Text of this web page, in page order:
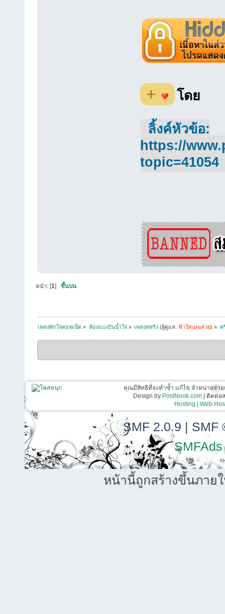
+ โดย
ลิ้งค์หัวข้อ:
https://
topic=41054
หน้า: [1]ขึ้นบน
เพลงพักใจดอทเน็ต » ห้องแบ่งปันน้ำใจ» เพลงสตริง (ผู้ดูแล:ฟ้าใสเมฆสวย) » ค
คุณมีสิทธิที่จะทำซ้ำ แก้ไข จำหน่ายจ่า
Design by PostNook.com| ติดต่อส
Hosting | Web
SMF 2.0.9 | SMF
SMFAds
หน้านี้ถูกสร้างขึ้นภาย